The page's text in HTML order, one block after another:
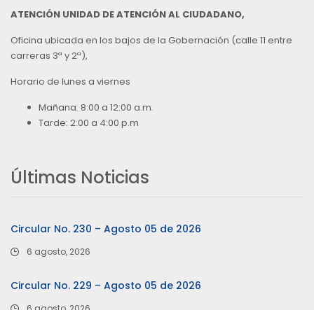
ATENCIÓN UNIDAD DE ATENCIÓN AL CIUDADANO,
Oficina ubicada en los bajos de la Gobernación (calle 11 entre
carreras 3ª y 2ª),
Horario de lunes a viernes
Mañana: 8:00 a 12:00 a.m.
Tarde: 2:00 a 4:00 p.m
Últimas Noticias
Circular No. 230 – Agosto 05 de 2026
6 agosto, 2026
Circular No. 229 – Agosto 05 de 2026